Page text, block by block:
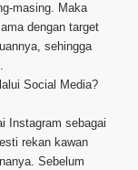
masing. Maka
dengan target
sehingga
Social Media?
Instagram sebagai
rekan kawan
Sebelum